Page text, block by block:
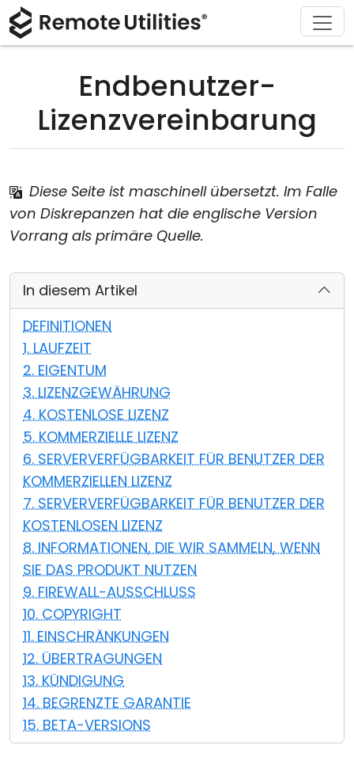
Endbenutzer-
Lizenzvereinbarung
Diese Seite ist maschinell übersetzt. Im Falle
von Diskrepanzen hat die englische Version
Vorrang als primäre Quelle.
In diesem Artikel
DEFINITIONEN
1. LAUFZEIT
2. EIGENTUM
3. LIZENZGEWÄHRUNG
4. KOSTENLOSE LIZENZ
5. KOMMERZIELLE LIZENZ
6. SERVERVERFÜGBARKEIT FÜR BENUTZER DER
KOMMERZIELLEN LIZENZ
7. SERVERVERFÜGBARKEIT FÜR BENUTZER DER
KOSTENLOSEN LIZENZ
8. INFORMATIONEN, DIE WIR SAMMELN, WENN
SIE DAS PRODUKT NUTZEN
9. FIREWALL-AUSSCHLUSS
10. COPYRIGHT
11. EINSCHRÄNKUNGEN
12. ÜBERTRAGUNGEN
13. KÜNDIGUNG
14. BEGRENZTE GARANTIE
15. BETA-VERSIONS
Produkt
Sicherheit
Verbindungsmethoden
Active Directory-Unterstützung
MSI-Konfiguration
Cloud & On-Premise
Lösungen
Produktion und Einzelhandel
Informationstechnologie
Herunterladen
Kaufen
Lizenz-Assistent
Support
Dokumentation
Über
Pressestelle